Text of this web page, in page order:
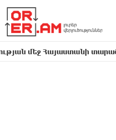
Հայաստանի տարածքը